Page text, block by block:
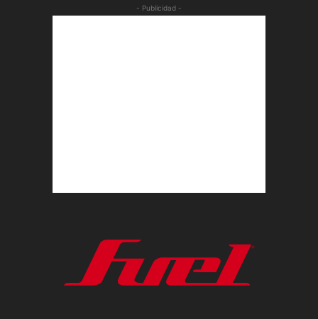
- Publicidad -